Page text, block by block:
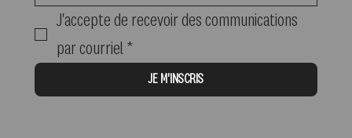
J'accepte de recevoir des communications
par courriel *
JE M'INSCRIS